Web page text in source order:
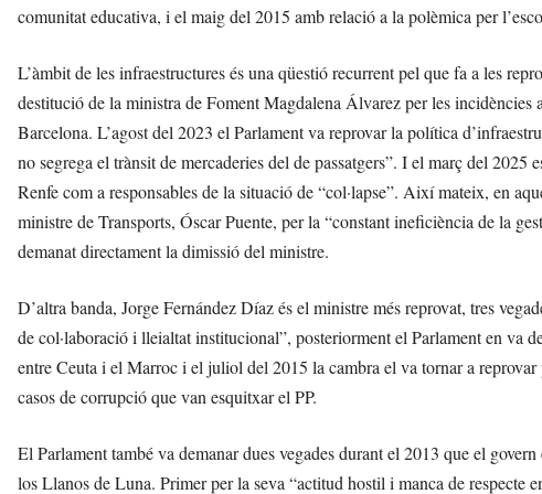
comunitat educativa, i el maig del 2015 amb relació a la polèmica per
L’àmbit de les infraestructures és una qüestió recurrent pel que fa a les
destitució de la ministra de Foment Magdalena Álvarez per les incidències
Barcelona. L’agost del 2023 el Parlament va reprovar la política
no segrega el trànsit de mercaderies del de passatgers”. I el març del
Renfe com a responsables de la situació de “col·lapse”. Així mateix, en
ministre de Transports, Óscar Puente, per la “constant ineficiència de la
demanat directament la dimissió del ministre.
D’altra banda, Jorge Fernández Díaz és el ministre més reprovat, tres
de col·laboració i lleialtat institucional”, posteriorment el Parlament en va
entre Ceuta i el Marroc i el juliol del 2015 la cambra el va tornar a
casos de corrupció que van esquitxar el PP.
El Parlament també va demanar dues vegades durant el 2013 que el
los Llanos de Luna. Primer per la seva “actitud hostil i manca de respecte